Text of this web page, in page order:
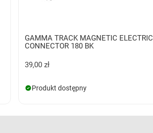
GAMMA TRACK MAGNETIC ELECTRIC
CONNECTOR 180 BK
39,00 zł
Produkt dostępny